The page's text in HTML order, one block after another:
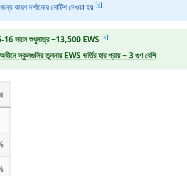
কারণ দর্শানোর নোটিশ দেওয়া হয় [৩]
সালে শুধুমাত্র ~13,500 EWS [৪]
স্কুলগুলির তুলনায় EWS ভর্তির হার প্রায় ~ 3 গুণ বেশি